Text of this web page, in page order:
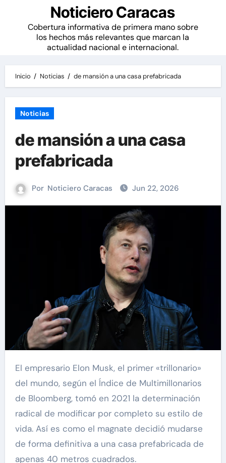
Noticiero Caracas
Cobertura informativa de primera mano sobre
los hechos más relevantes que marcan la
actualidad nacional e internacional.
Inicio Noticias de mansión a una casa prefabricada
Noticias
de mansión a una casa
prefabricada
Por Noticiero Caracas Jun 22, 2026
El empresario Elon Musk, el primer «trillonario»
del mundo, según el Índice de Multimillonarios
de Bloomberg, tomó en 2021 la determinación
radical de modificar por completo su estilo de
vida. Así es como el magnate decidió mudarse
de forma definitiva a una casa prefabricada de
apenas 40 metros cuadrados.